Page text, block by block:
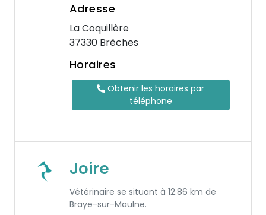
Adresse
La Coquillère
37330 Brèches
Horaires
Obtenir les horaires par
téléphone
Joire
Vétérinaire se situant à 12.86 km de
Braye-sur-Maulne.